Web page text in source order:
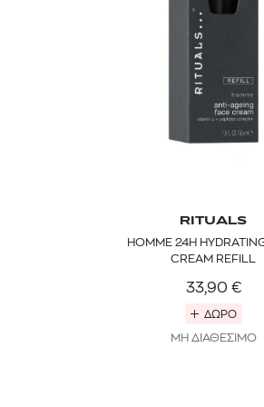
RITUALS
HOMME 24H
CREAM REFILL
33,90 €
ΔΩΡΟ
ΜΗ ΔΙΑΘΕΣΙΜΟ